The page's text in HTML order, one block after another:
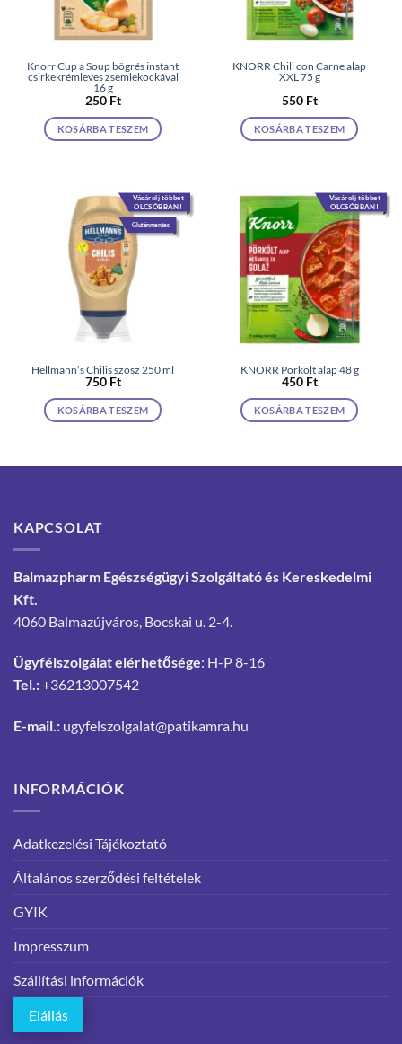
Knorr Cup a Soup bögrés instant
csirkekrémleves zsemlekockával
16 g
250 Ft
KOSÁRBA TESZEM
KNORR Chili con Carne alap
XXL 75 g
550 Ft
KOSÁRBA TESZEM
Vásárolj többet
OLCSÓBBAN!
Gluténmentes
Hellmann’s Chilis szósz 250 ml
750 Ft
KOSÁRBA TESZEM
Vásárolj többet
OLCSÓBBAN!
KNORR Pörkölt alap 48 g
450 Ft
KOSÁRBA TESZEM
KAPCSOLAT
Balmazpharm Egészségügyi Szolgáltató és Kereskedelmi
Kft.
4060 Balmazújváros, Bocskai u. 2-4.
Ügyfélszolgálat elérhetősége: H-P 8-16
Tel.:+36213007542
E-mail.: ugyfelszolgalat@patikamra.hu
INFORMÁCIÓK
Adatkezelési Tájékoztató
Általános szerződési feltételek
GYIK
Impresszum
Szállítási információk
Elállás